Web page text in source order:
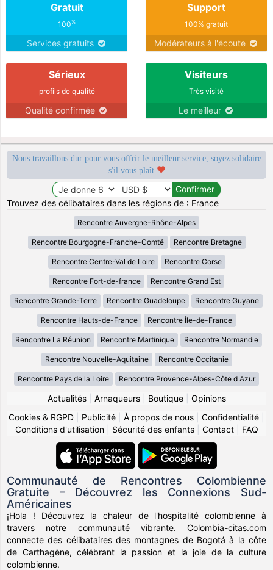
Gratuit
100%
Services gratuits
Support
100% gratuit
Modérateurs à l'écoute
Sérieux
profils de qualité
Qualité confirmée
Visiteurs
Très visité
Le meilleur
Nous travaillons dur pour vous offrir le meilleur service, soyez solidaire
s'il vous plaît
Trouvez des célibataires dans les régions de : France
Rencontre Auvergne-Rhône-Alpes
Rencontre Bourgogne-Franche-Comté Rencontre Bretagne
Rencontre Centre-Val de Loire Rencontre Corse
Rencontre Fort-de-france Rencontre Grand Est
Rencontre Grande-Terre Rencontre Guadeloupe Rencontre Guyane
Rencontre Hauts-de-France Rencontre Île-de-France
Rencontre La Réunion Rencontre Martinique Rencontre Normandie
Rencontre Nouvelle-Aquitaine Rencontre Occitanie
Rencontre Pays de la Loire Rencontre Provence-Alpes-Côte d Azur
Actualités| Arnaqueurs| Boutique| Opinions
Cookies & RGPD
Publicité À propos de nous Confidentialité
Conditions d'utilisation| Sécurité des enfants| Contact| FAQ
Communauté de Rencontres Colombienne
Gratuite – Découvrez les Connexions Sud-
Américaines
¡Hola ! Découvrez la chaleur de l'hospitalité colombienne à
travers notre communauté vibrante. Colombia-citas.com
connecte des célibataires des montagnes de Bogotá à la côte
de Carthagène, célébrant la passion et la joie de la culture
colombienne.